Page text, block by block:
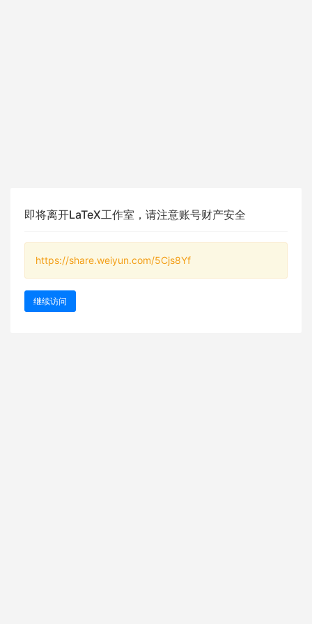
即将离开LaTeX工作室，请注意账号财产安全
https://share.weiyun.com/5Cjs8Yf
继续访问